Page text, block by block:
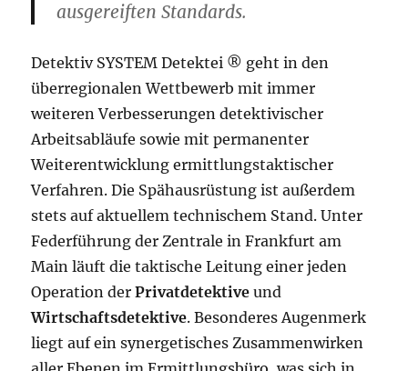
ausgereiften Standards.
Detektiv SYSTEM Detektei ® geht in den
überregionalen Wettbewerb mit immer
weiteren Verbesserungen detektivischer
Arbeitsabläufe sowie mit permanenter
Weiterentwicklung ermittlungstaktischer
Verfahren. Die Spähausrüstung ist außerdem
stets auf aktuellem technischem Stand. Unter
Federführung der Zentrale in Frankfurt am
Main läuft die taktische Leitung einer jeden
Operation derPrivatdetektive und
Wirtschaftsdetektive. Besonderes Augenmerk
liegt auf ein synergetisches Zusammenwirken